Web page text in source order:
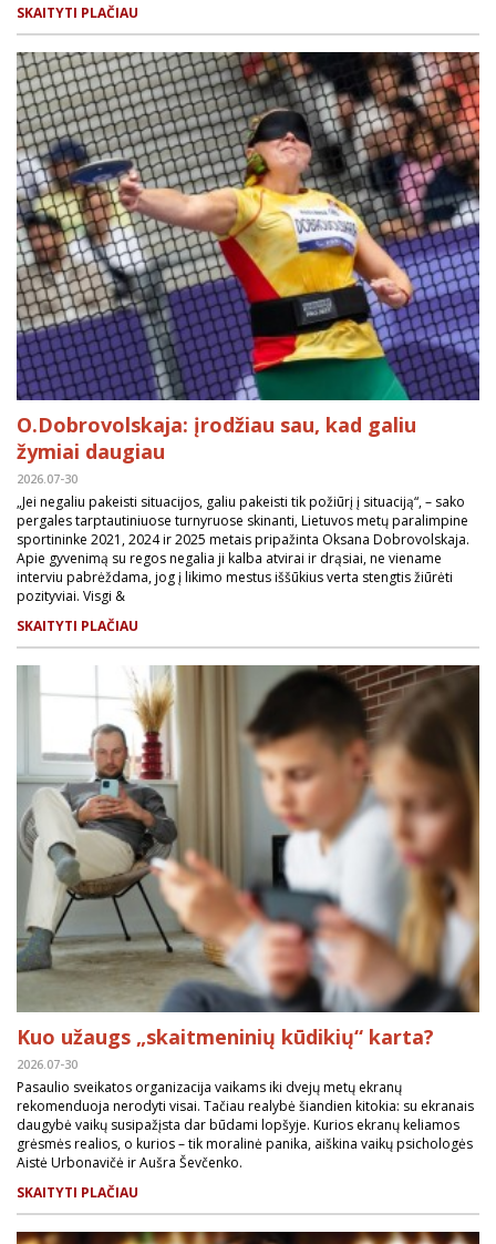
SKAITYTI PLAČIAU
O.Dobrovolskaja: įrodžiau sau, kad galiu
žymiai daugiau
2026.07-30
„Jei negaliu pakeisti situacijos, galiu pakeisti tik požiūrį į situaciją“, – sako
pergales tarptautiniuose turnyruose skinanti, Lietuvos metų paralimpine
sportininke 2021, 2024 ir 2025 metais pripažinta Oksana Dobrovolskaja.
Apie gyvenimą su regos negalia ji kalba atvirai ir drąsiai, ne viename
interviu pabrėždama, jog į likimo mestus iššūkius verta stengtis žiūrėti
pozityviai. Visgi &
SKAITYTI PLAČIAU
Kuo užaugs „skaitmeninių kūdikių“ karta?
2026.07-30
Pasaulio sveikatos organizacija vaikams iki dvejų metų ekranų
rekomenduoja nerodyti visai. Tačiau realybė šiandien kitokia: su ekranais
daugybė vaikų susipažįsta dar būdami lopšyje. Kurios ekranų keliamos
grėsmės realios, o kurios – tik moralinė panika, aiškina vaikų psichologės
Aistė Urbonavičė ir Aušra Ševčenko.
SKAITYTI PLAČIAU